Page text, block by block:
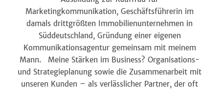
Marketingkommunikation, Geschäftsführerin im
damals drittgrößten Immobilienunternehmen in
Süddeutschland, Gründung einer eigenen
Kommunikationsagentur gemeinsam mit meinem
Mann. Meine Stärken im Business? Organisations-
und Strategieplanung sowie die Zusammenarbeit mit
unseren Kunden – als verlässlicher Partner, der oft